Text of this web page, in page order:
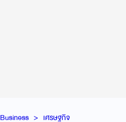
Business เศรษฐกิจ